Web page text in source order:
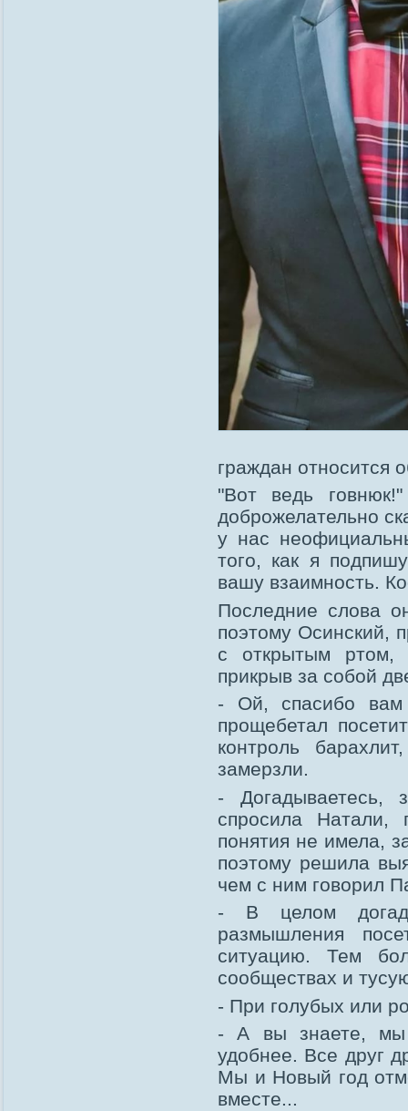
граждан относится
"Вот ведь
доброжелательно
у нас
того, как я
вашу взаимность.
Последние слова
поэтому Осинский,
с открытым ртом,
прикрыв за собой
- Ой, спасибо
прощебетал
контроль
замерзли.
- Догадываетесь,
спросила Натали,
понятия не имела,
поэтому решила
чем с ним говорил
- В целом
размышления
ситуацию. Тем
сообществах и
- При голубых или
- А вы знаете, мы
удобнее. Все друг
Мы и Новый год
вместе...